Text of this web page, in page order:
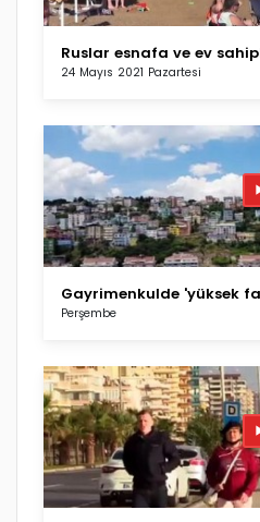
Ruslar esnafa ve ev
24 Mayıs 2021 Pazartesi
Gayrimenkulde 'yüksek
Perşembe